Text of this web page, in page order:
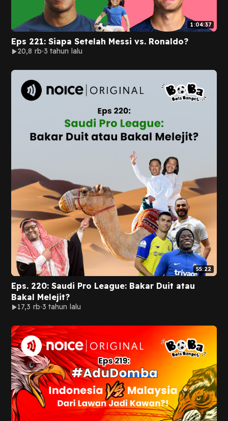
1:04:37
Eps 221: Siapa Setelah Messi vs. Ronaldo?
20,8 rb 3 tahun lalu
55:22
Eps. 220: Saudi Pro League: Bakar Duit atau
Bakal Melejit?
17,3 rb 3 tahun lalu